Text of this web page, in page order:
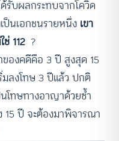
รับผลกระทบจากโควิด
นเอกชนรายหนึ่ง เขา
112 ?
องคดีคือ 3 ปี สูงสุด 15
ลงโทษ 3 ปีแล้ว ปกติ
โทษทางอาญาด้วยซ้ำ
15 ปี จะต้องมาพิจารณา